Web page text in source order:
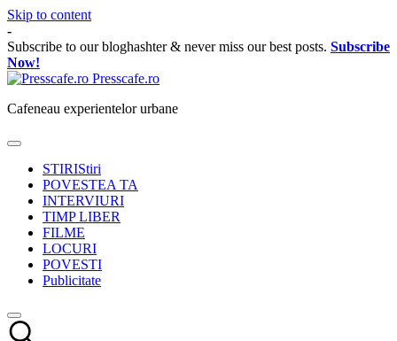
Skip to content
-
Subscribe to our bloghashter & never miss our best posts. Subscribe
Now!
Presscafe.ro
Cafeneau experientelor urbane
STIRIStiri
POVESTEA TA
INTERVIURI
TIMP LIBER
FILME
LOCURI
POVESTI
Publicitate